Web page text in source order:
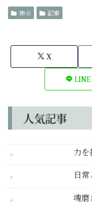
神示 記事
X
LINE
人気記事
力を
日
魂磨